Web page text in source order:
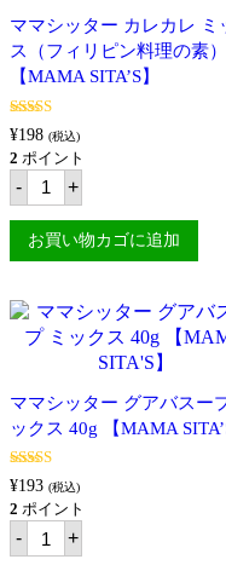
50g
【MAMA
SITA'S】
個
ママシッター カレカレ ミ
ス（フィリピン料理の素
【MAMA SITA’S】
5段階中5.00
の評価
¥198 (税込)
2 ポイント
- マ
マ
シ
ッ
タ
レ
カ
レ
ク
ス
（フ
ィ
リ
ピ
ン
料
+
お買い物カゴに追加
ママシッター グアバスー
ックス 40g 【MAMA
5段階中5.00
の評価
¥193 (税込)
2 ポイント
- マ
マ
+